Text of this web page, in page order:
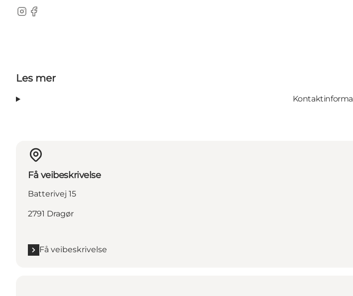
Instagram
Facebook
Les mer
Få veibeskrivelse
Batterivej 15
2791 Dragør
Få veibeskrivelse